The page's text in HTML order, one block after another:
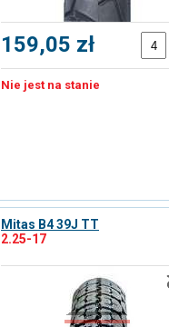
159,05 zł
Nie jest na stanie
Mitas B4 39J TT
2.25-17